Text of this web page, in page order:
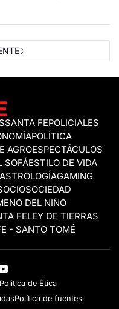
SANTA FEPOLICIALES
POLÍTICA
AGROESPECTÁCULOS
SOFÁESTILO DE VIDA
ASTROLOGÍAGAMING
OCIOSOCIEDAD
DEL NIÑO
FELEY DE TIERRAS
- SANTO TOMÉ
Politica de Ética
Política de fuentes